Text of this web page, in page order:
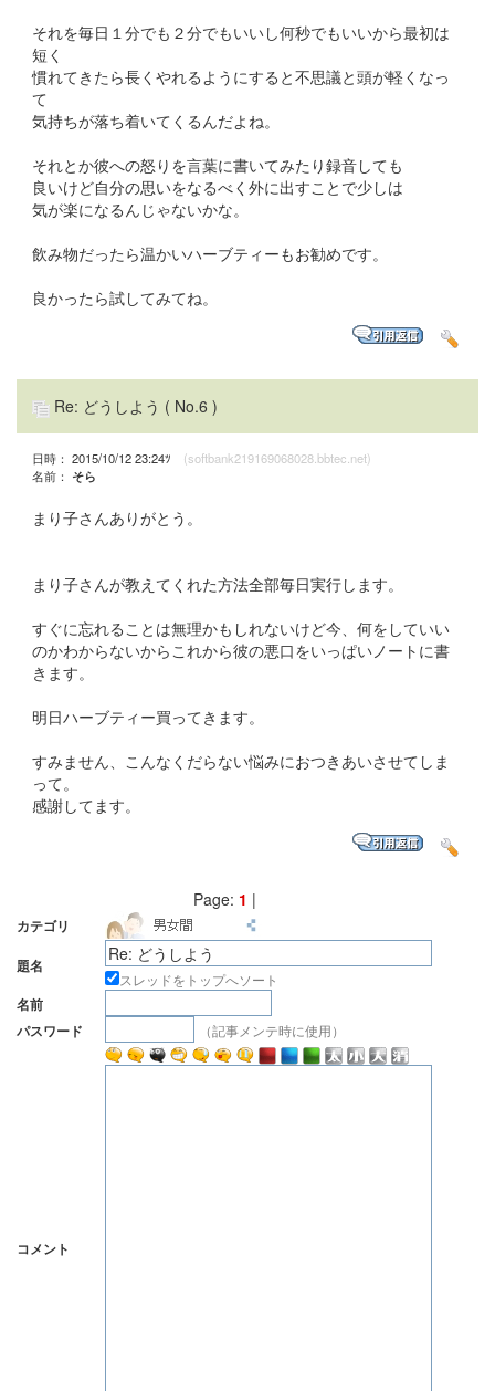
それを毎日１分でも２分でもいいし何秒でもいいから最初は
短く
慣れてきたら長くやれるようにすると不思議と頭が軽くなっ
て
気持ちが落ち着いてくるんだよね。
それとか彼への怒りを言葉に書いてみたり録音しても
良いけど自分の思いをなるべく外に出すことで少しは
気が楽になるんじゃないかな。
飲み物だったら温かいハーブティーもお勧めです。
良かったら試してみてね。
Re: どうしよう ( No.6 )
日時： 2015/10/12 23:24ﾂ (softbank219169068028.bbtec.net)
名前： そら
まり子さんありがとう。
まり子さんが教えてくれた方法全部毎日実行します。
すぐに忘れることは無理かもしれないけど今、何をしていい
のかわからないからこれから彼の悪口をいっぱいノートに書
きます。
明日ハーブティー買ってきます。
すみません、こんなくだらない悩みにおつきあいさせてしま
って。
感謝してます。
Page: 1 |
カテゴリ
題名
スレッドをトップへソート
名前
パスワード
（記事メンテ時に使用）
コメント